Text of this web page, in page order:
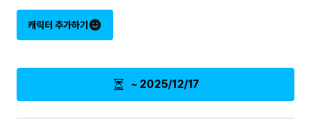
캐릭터 추가하기
~ 2025/12/17